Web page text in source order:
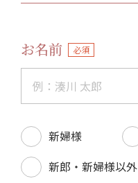
お名前 必須
新婦様
新郎・新婦様以外